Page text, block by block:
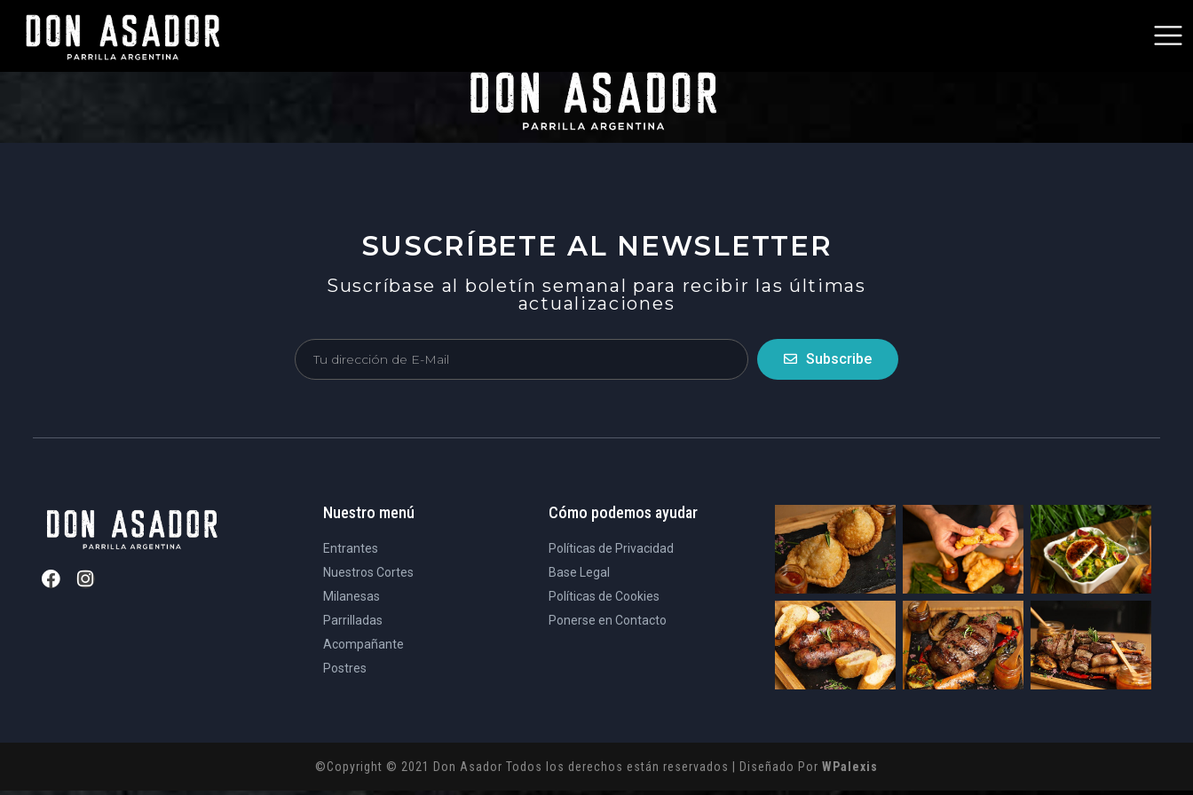
SUSCRÍBETE AL NEWSLETTER
Suscríbase al boletín semanal para recibir las últimas
actualizaciones
Subscribe
Nuestro menú
Entrantes
Nuestros Cortes
Milanesas
Parrilladas
Acompañante
Postres
Cómo podemos ayudar
Políticas de Privacidad
Base Legal
Políticas de Cookies
Ponerse en Contacto
©Copyright © 2021 Don Asador Todos los derechos están reservados | Diseñado Por WPalexis